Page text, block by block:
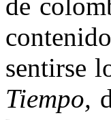
sentirse
Tiempo,